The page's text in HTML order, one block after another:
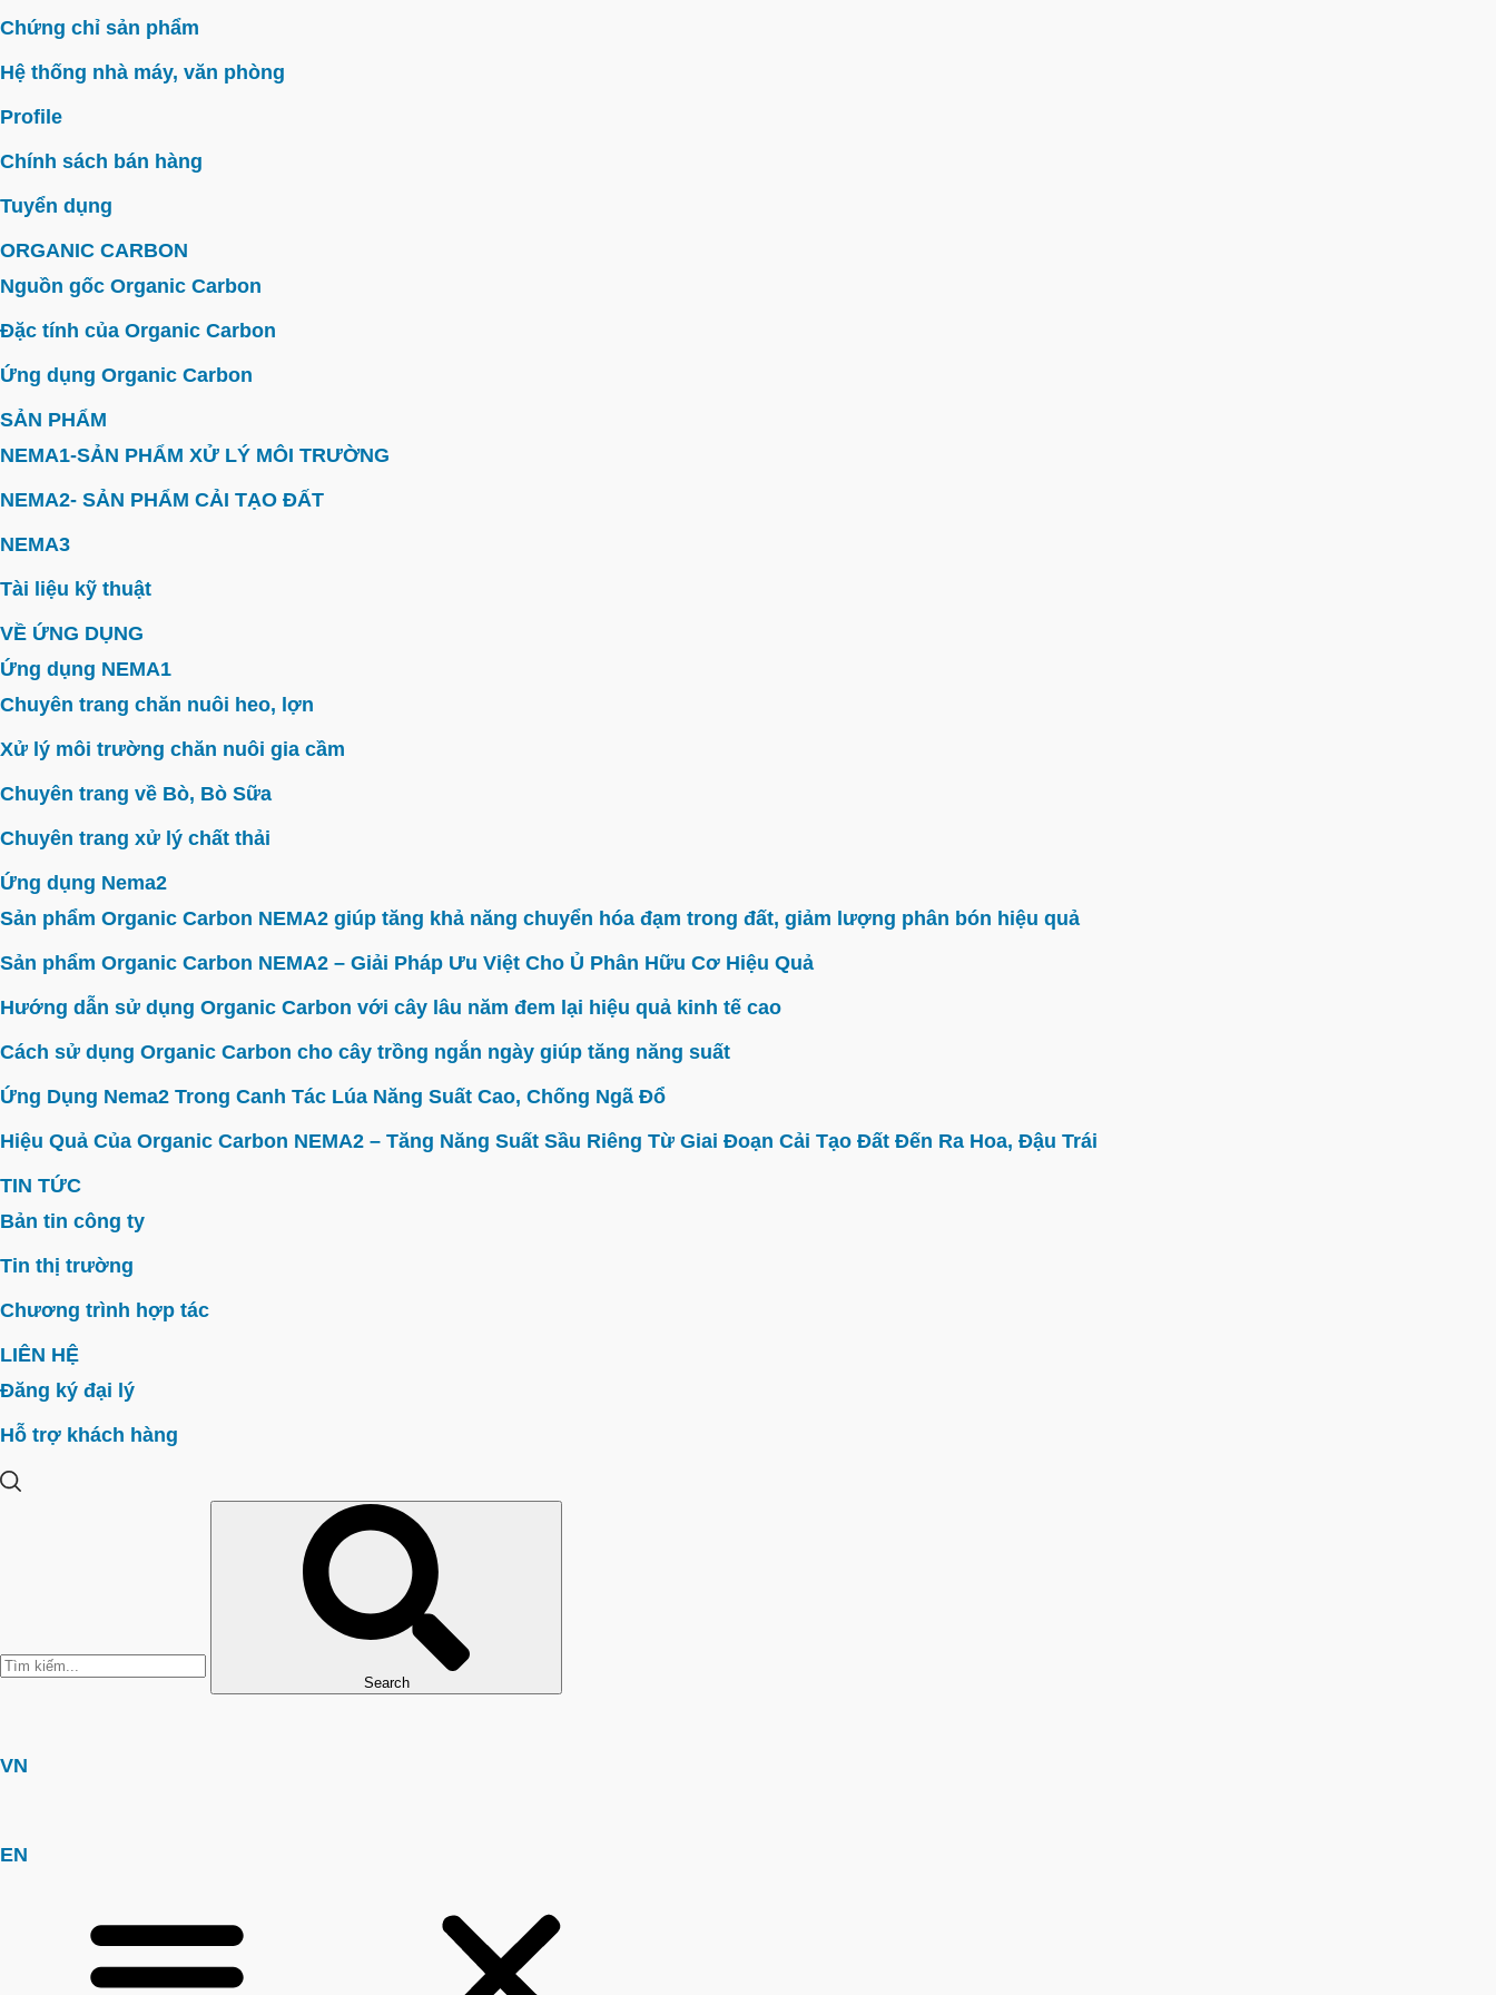
Chứng chỉ sản phẩm
Hệ thống nhà máy, văn phòng
Profile
Chính sách bán hàng
Tuyển dụng
ORGANIC CARBON
Nguồn gốc Organic Carbon
Đặc tính của Organic Carbon
Ứng dụng Organic Carbon
SẢN PHẨM
NEMA1-SẢN PHẨM XỬ LÝ MÔI TRƯỜNG
NEMA2- SẢN PHẨM CẢI TẠO ĐẤT
NEMA3
Tài liệu kỹ thuật
VỀ ỨNG DỤNG
Ứng dụng NEMA1
Chuyên trang chăn nuôi heo, lợn
Xử lý môi trường chăn nuôi gia cầm
Chuyên trang về Bò, Bò Sữa
Chuyên trang xử lý chất thải
Ứng dụng Nema2
Sản phẩm Organic Carbon NEMA2 giúp tăng khả năng chuyển hóa đạm trong đất, giảm lượng phân bón hiệu quả
Sản phẩm Organic Carbon NEMA2 – Giải Pháp Ưu Việt Cho Ủ Phân Hữu Cơ Hiệu Quả
Hướng dẫn sử dụng Organic Carbon với cây lâu năm đem lại hiệu quả kinh tế cao
Cách sử dụng Organic Carbon cho cây trồng ngắn ngày giúp tăng năng suất
Ứng Dụng Nema2 Trong Canh Tác Lúa Năng Suất Cao, Chống Ngã Đổ
Hiệu Quả Của Organic Carbon NEMA2 – Tăng Năng Suất Sầu Riêng Từ Giai Đoạn Cải Tạo Đất Đến Ra Hoa, Đậu Trái
TIN TỨC
Bản tin công ty
Tin thị trường
Chương trình hợp tác
LIÊN HỆ
Đăng ký đại lý
Hỗ trợ khách hàng
Search
VN
EN